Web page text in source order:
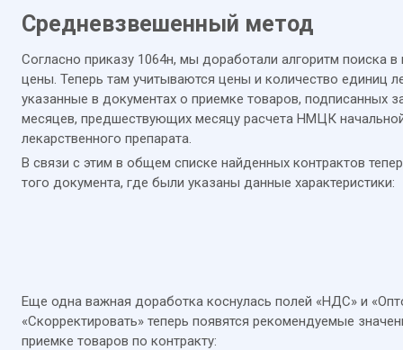
Средневзвешенный метод
Согласно приказу 1064н, мы доработали алгоритм поиска
цены. Теперь там учитываются цены и количество единиц
указанные в документах о приемке товаров, подписанных
месяцев, предшествующих месяцу расчета НМЦК
лекарственного препарата.
В связи с этим в общем списке найденных контрактов
того документа, где были указаны данные характеристики:
Еще одна важная доработка коснулась полей «НДС» и
«Скорректировать» теперь появятся рекомендуемые
приемке товаров по контракту: